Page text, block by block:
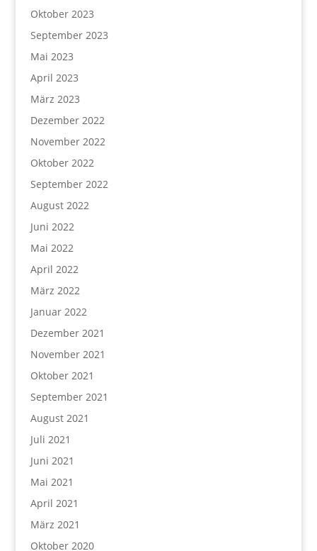
Oktober 2023
September 2023
Mai 2023
April 2023
März 2023
Dezember 2022
November 2022
Oktober 2022
September 2022
August 2022
Juni 2022
Mai 2022
April 2022
März 2022
Januar 2022
Dezember 2021
November 2021
Oktober 2021
September 2021
August 2021
Juli 2021
Juni 2021
Mai 2021
April 2021
März 2021
Oktober 2020